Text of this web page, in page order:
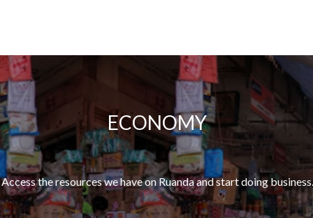
ECONOMY
Access the resources we have on Ruanda and start doing business.